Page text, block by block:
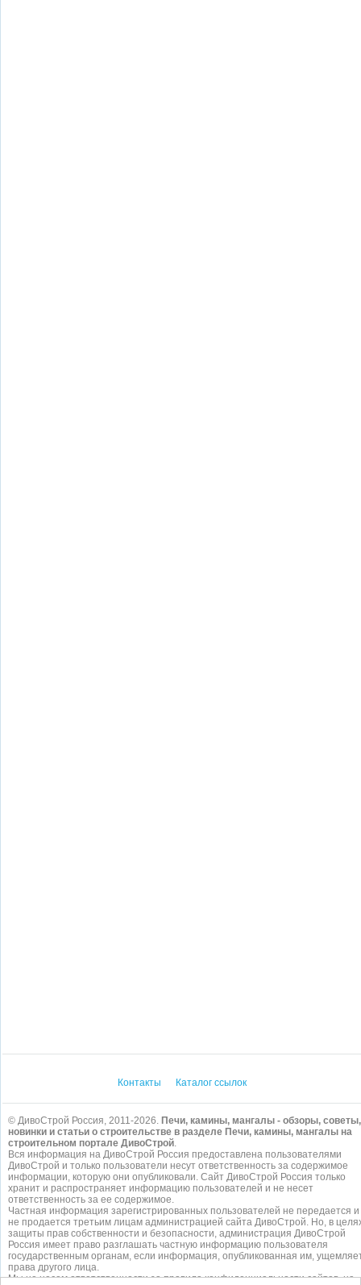
Контакты Каталог ссылок
© ДивоСтрой Россия, 2011-2026. Печи, камины, мангалы - обзоры, советы,
новинки и статьи о строительстве в разделе Печи, камины, мангалы на
строительном портале ДивоСтрой
Вся информация на ДивоСтрой Россия предоставлена пользователями
ДивоСтрой и только пользователи несут ответственность за содержимое
информации, которую они опубликовали. Сайт ДивоСтрой Россия только
хранит и распространяет информацию пользователей и не несет
ответственность за ее содержимое.
Частная информация зарегистрированных пользователей не передается и
не продается третьим лицам администрацией сайта ДивоСтрой. Но, в
защиты прав собственности и безопасности, администрация ДивоСтрой
Россия имеет право разглашать частную информацию пользователя
государственным органам, если информация, опубликованная им,
права другого лица.
Мы не несем ответственности за правила конфиденциальности сайтов, на